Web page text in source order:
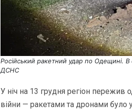
Російський ракетний удар по Одещині. В
ДСНС
У ніч на 13 грудня регіон пережив
війни — ракетами та дронами було